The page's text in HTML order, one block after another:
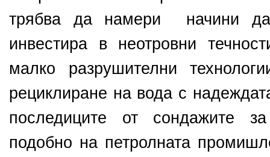
трябва да намери начини да
инвестира в неотровни
малко разрушителни
рециклиране на вода с
последиците от сондажите
подобно на петролната